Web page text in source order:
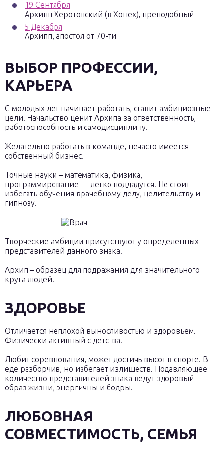
19 Сентября
Архипп Херотопский (в Хонех), преподобный
5 Декабря
Архипп, апостол от 70-ти
ВЫБОР ПРОФЕССИИ,
КАРЬЕРА
С молодых лет начинает работать, ставит амбициозные
цели. Начальство ценит Архипа за ответственность,
работоспособность и самодисциплину.
Желательно работать в команде, нечасто имеется
собственный бизнес.
Точные науки – математика, физика,
программирование — легко поддадутся. Не стоит
избегать обучения врачебному делу, целительству и
гипнозу.
Творческие амбиции присутствуют у определенных
представителей данного знака.
Архип – образец для подражания для значительного
круга людей.
ЗДОРОВЬЕ
Отличается неплохой выносливостью и здоровьем.
Физически активный с детства.
Любит соревнования, может достичь высот в спорте. В
еде разборчив, но избегает излишеств. Подавляющее
количество представителей знака ведут здоровый
образ жизни, энергичны и бодры.
ЛЮБОВНАЯ
СОВМЕСТИМОСТЬ, СЕМЬЯ